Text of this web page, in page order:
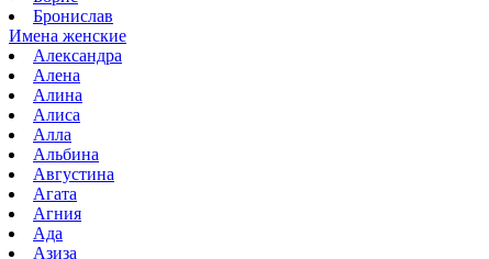
Бронислав
Имена женские
Александра
Алена
Алина
Алиса
Алла
Альбина
Августина
Агата
Агния
Ада
Азиза